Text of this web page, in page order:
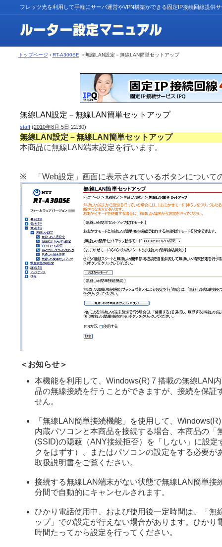
フレッツ光を利用して手軽にサーバ運営やVPN構築ができる固定IP接続回線提供
トップページ › RT-A300SE › 無線LAN設定－無線LAN簡単セットアップ
無線LAN設定－無線LAN簡単セットアップ
staff (2010年8月 5日 22:30)
無線LAN設定－無線LAN簡単セットアップ
本商品に無線LAN端末設定を行います。
※ 「Web設定」画面に表示されているボタンについて
＜お知らせ＞
本機能を利用して、Windows(R) 7 搭載の無線LAN
品の無線接続を行うことができますが、接続を保証
せん。
「無線LAN簡単接続機能」を使用して、
内蔵パソコンと本商品を接続する場合、本商品の「
(SSID)の隠蔽（ANY接続拒否）を「しない」に設定
クをはずす）、またはパソコンの設定をする必要が
取扱説明書をご覧ください。
接続する無線LAN端末がない状態で無線LAN簡単接
分間で自動的にキャンセルされます。
ひかり電話使用中、および使用後一定時間は、「無
ップ」での設定が行えない場合があります。ひかり
時間たってから設定を行ってください。